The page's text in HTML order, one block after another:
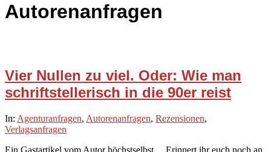
Autorenanfragen
Vier Nullen zu viel. Oder: Wie man
schriftstellerisch in die 90er reist
2021-
12-
In: Agenturanfragen, Autorenanfragen, Rezensionen,
Verlagsanfragen